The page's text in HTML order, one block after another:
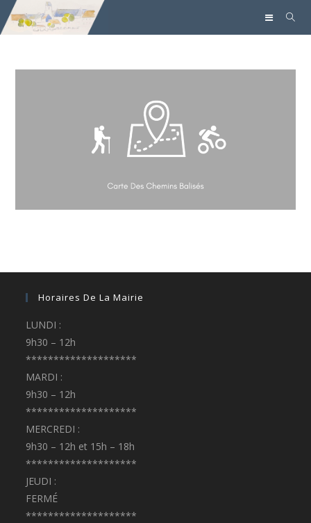
Horaires De La Mairie
LUNDI :
9h30 – 12h
********************
MARDI :
9h30 – 12h
********************
MERCREDI :
9h30 – 12h et 15h – 18h
********************
JEUDI :
FERMÉ
********************